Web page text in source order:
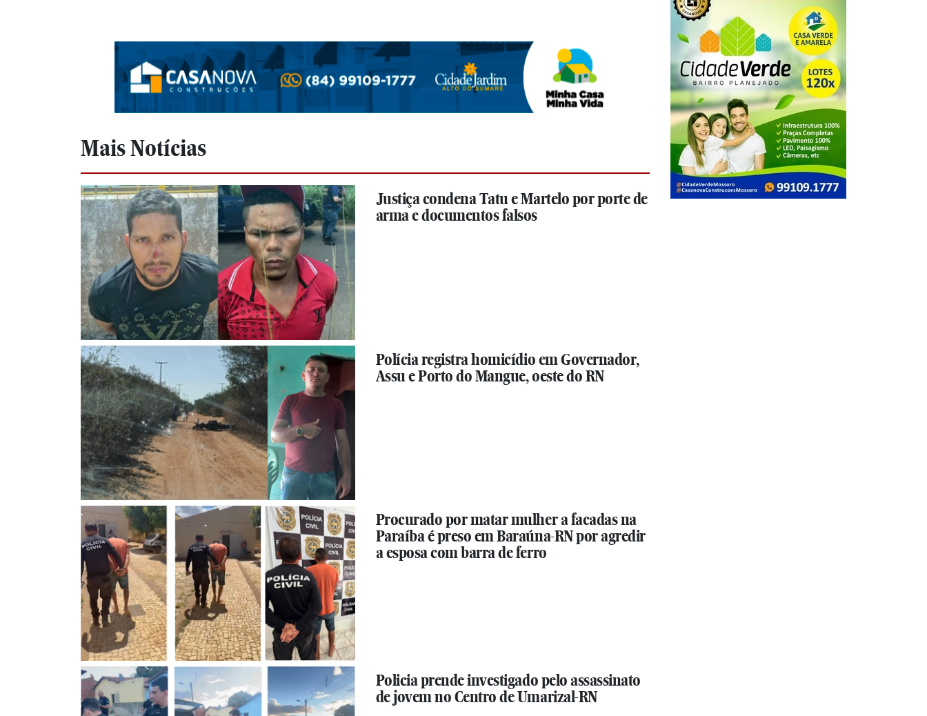
Mais Notícias
Justiça condena Tatu e Martelo por porte de
arma e documentos falsos
Polícia registra homicídio em Governador,
Assu e Porto do Mangue, oeste do RN
Procurado por matar mulher a facadas na
Paraíba é preso em Baraúna-RN por agredir
a esposa com barra de ferro
Policia prende investigado pelo assassinato
de jovem no Centro de Umarizal-RN